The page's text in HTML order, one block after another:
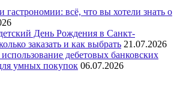
гастрономии: всё, что вы хотели знать о
День Рождения в Санкт-
заказать и как выбрать 21.07.2026
дебетовых банковских
умных покупок 06.07.2026